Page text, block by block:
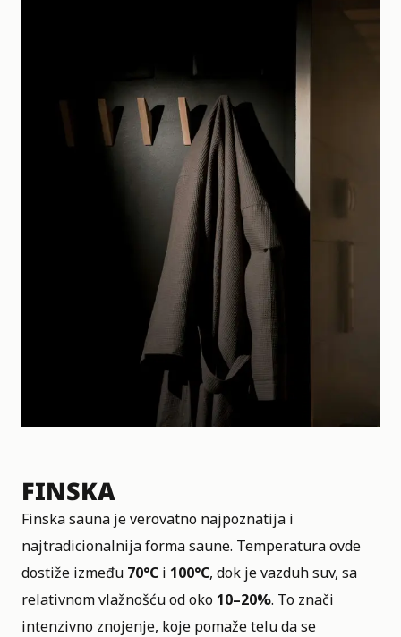
FINSKA
Finska sauna je verovatno najpoznatija i
najtradicionalnija forma saune. Temperatura ovde
dostiže između 70°C i 100°C, dok je vazduh suv, sa
relativnom vlažnošću od oko 10–20%. To znači
intenzivno znojenje, koje pomaže telu da se